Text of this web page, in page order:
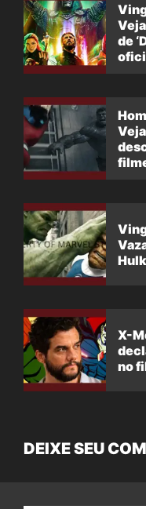
de
X-
no
DEIXE SEU